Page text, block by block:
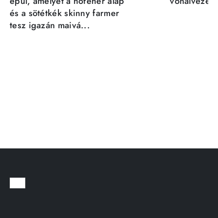
és a sötétkék skinny farmer
tesz igazán maivá...